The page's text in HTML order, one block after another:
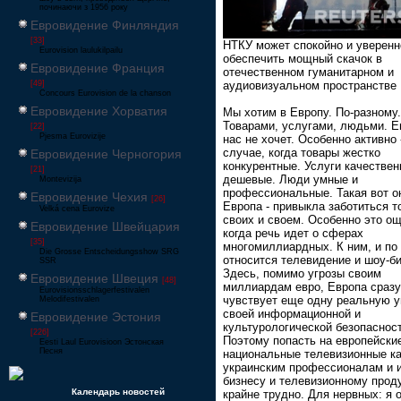
починаючи з 1956 року
Евровидение Финляндия
[33]
Eurovision laulukilpailu
Евровидение Франция
[49]
Concours Eurovision de la chanson
Евровидение Хорватия
[22]
Pjesma Eurovizije
Евровидение Черногория
[21]
Montevizija
Евровидение Чехия [26]
Velká cena Eurovize
Евровидение Швейцария
[35]
Die Grosse Entscheidungsshow SRG
SSR
Евровидение Швеция [48]
Eurovisionsschlagerfestivalen
Melodifestivalen
Евровидение Эстония
[226]
Eesti Laul Eurovisioon Эстонская
Песня
Календарь новостей
НТКУ может спокойно и
обеспечить мощный скачок в
отечественном гуманитарном и
аудиовизуальном пространстве
Мы хотим в Европу. По-разному.
Товарами, услугами, людьми.
нас не хочет. Особенно активно
случае, когда товары жестко
конкурентные. Услуги
дешевые. Люди умные и
профессиональные. Такая вот
Европа - привыкла заботиться
своих и своем. Особенно это
когда речь идет о сферах
многомиллиардных. К ним, и по
относится телевидение и шоу-
Здесь, помимо угрозы своим
миллиардам евро, Европа сразу
чувствует еще одну реальную
своей информационной и
культурологической
Поэтому попасть на
национальные телевизионные
украинским профессионалам и
бизнесу и телевизионному
крайне трудно. Для нервных: я о